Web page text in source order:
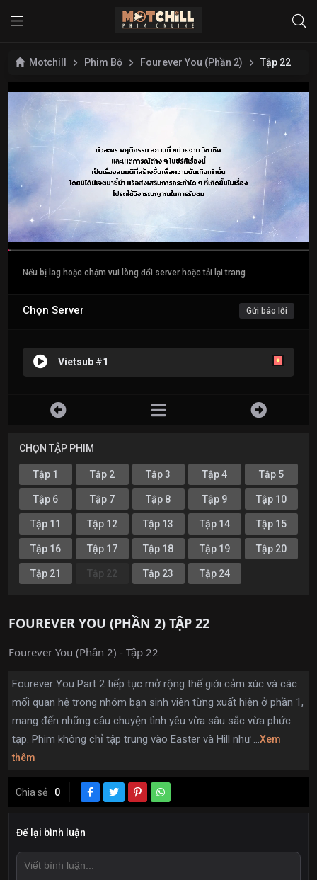
Motchill Phim Bộ Fourever You (Phần 2) Tập 22
Nếu bị lag hoặc chậm vui lòng đổi server hoặc tải lại trang
Chọn Server Gửi báo lỗi
Vietsub #1
CHỌN TẬP PHIM
Tập 1 Tập 2 Tập 3 Tập 4 Tập 5
Tập 6 Tập 7 Tập 8 Tập 9 Tập 10
Tập 11 Tập 12 Tập 13 Tập 14 Tập 15
Tập 16 Tập 17 Tập 18 Tập 19 Tập 20
Tập 21 Tập 22 Tập 23 Tập 24
FOUREVER YOU (PHẦN 2) TẬP 22
Fourever You (Phần 2) - Tập 22
Fourever You Part 2 tiếp tục mở rộng thế giới cảm xúc và các
mối quan hệ trong nhóm bạn sinh viên từng xuất hiện ở phần 1,
mang đến những câu chuyện tình yêu vừa sâu sắc vừa phức
tạp. Phim không chỉ tập trung vào Easter và Hill như ...Xem
thêm
Chia sẻ 0
Để lại bình luận